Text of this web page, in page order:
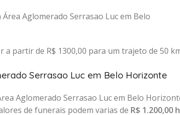
Aglomerado Serrasao Luc em Belo
partir de R$ 1300,00 para um trajeto de 50
Serrasao Luc em Belo Horizonte
Aglomerado Serrasao Luc em Belo
de funerais podem varias de R$ 1.200,00